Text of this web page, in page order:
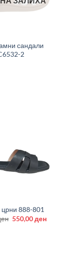
сандали
2
црни 888-801
Original
price
550,00денCurrent